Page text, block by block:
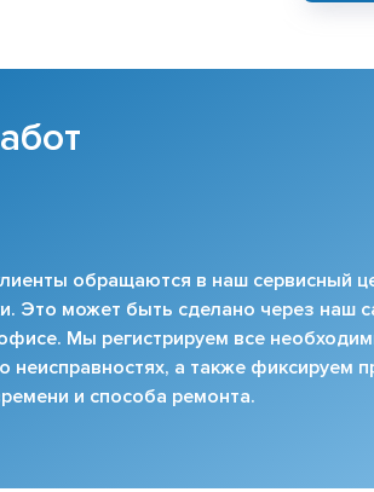
обращаются в наш сервисный
Это может быть сделано через наш
Мы регистрируем все
неисправностях, а также фиксируем
и способа ремонта.